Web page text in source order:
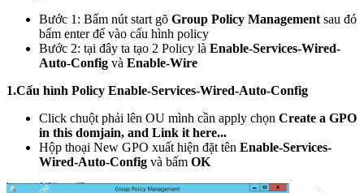
Bước 1: Bấm nút start gõ Group Policy Management sau đó
bấm enter để vào cấu hình policy
Bước 2: tại đây ta tạo 2 Policy là Enable-Services-Wired-
Auto-Config và Enable-Wire
1.Cấu hình Policy Enable-Services-Wired-Auto-Config
Click chuột phải lên OU mình cần apply chọn Create a GPO
in this domjain, and Link it here...
Hộp thoại New GPO xuất hiện đặt tên Enable-Services-
Wired-Auto-Config và bấm OK